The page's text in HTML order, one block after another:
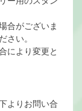
合がございま
さい。
により変更と
よりお問い合